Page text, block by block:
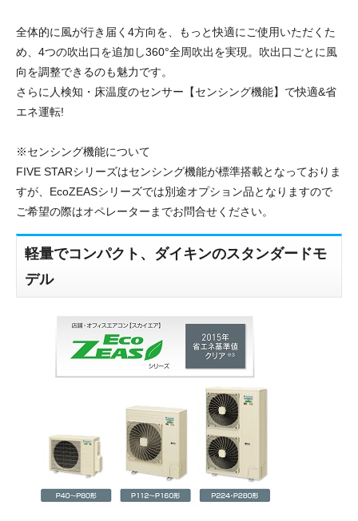
全体的に風が行き届く4方向を、もっと快適にご使用いただくた
め、4つの吹出口を追加し360°全周吹出を実現。吹出口ごとに風
向を調整できるのも魅力です。
さらに人検知・床温度のセンサー【センシング機能】で快適&省
エネ運転!
※センシング機能について
FIVE STARシリーズはセンシング機能が標準搭載となっておりま
すが、EcoZEASシリーズでは別途オプション品となりますので
ご希望の際はオペレーターまでお問合せください。
軽量でコンパクト、ダイキンのスタンダードモ
デル